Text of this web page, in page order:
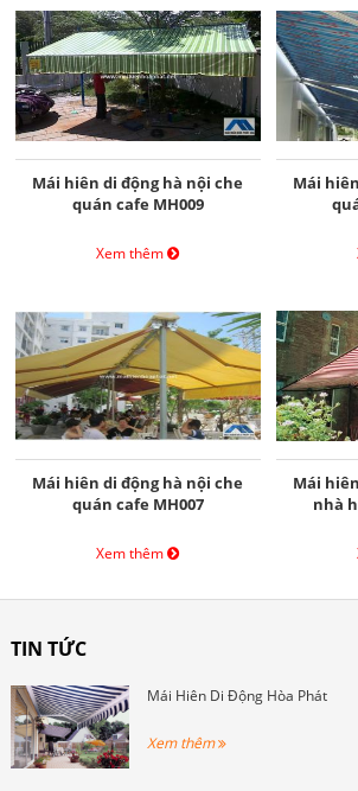
Mái hiên di động hà nội che
quán cafe MH009
Xem thêm
Mái
Mái hiên di động hà nội che
quán cafe MH007
Xem thêm
Mái
nhà
TIN TỨC
Mái Hiên Di Động Hòa Phát
Xem thêm